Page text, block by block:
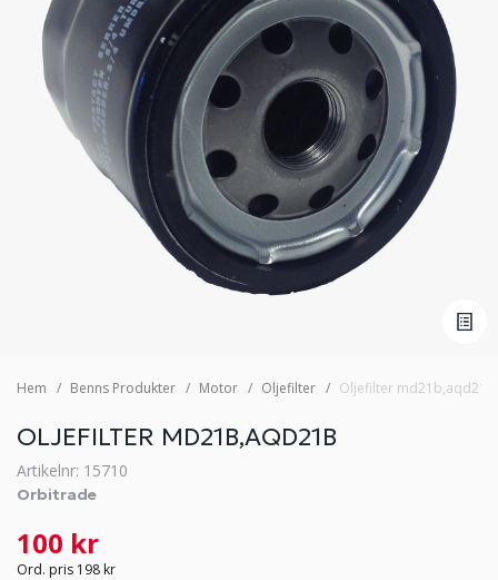
Hem Benns Produkter Motor Oljefilter Oljefilter md21b,aqd21b
OLJEFILTER MD21B,AQD21B
Artikelnr: 15710
Orbitrade
100 kr
Ord. pris 198 kr